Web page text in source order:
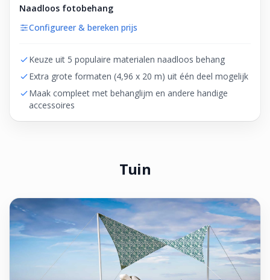
Naadloos fotobehang
Configureer & bereken prijs
Keuze uit 5 populaire materialen naadloos behang
Extra grote formaten (4,96 x 20 m) uit één deel mogelijk
Maak compleet met behanglijm en andere handige
accessoires
Tuin